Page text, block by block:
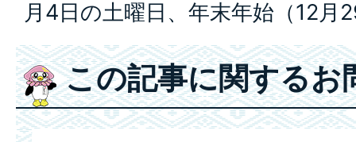
月4日の土曜日、年末年始（12月
この記事に関するお